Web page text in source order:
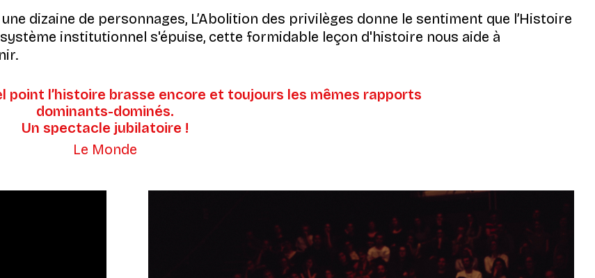
dizaine de personnages, L’Abolition des privilèges donne le sentiment que l’Histoire
institutionnel s'épuise, cette formidable leçon d'histoire nous aide à
point l’histoire brasse encore et toujours les mêmes rapports
dominants-dominés.
Un spectacle jubilatoire !
Le Monde